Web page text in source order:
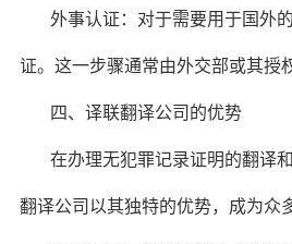
外事认证：对于需要用于国外
证。这一步骤通常由外交部或其授
四、译联翻译公司的优势
在办理无犯罪记录证明的翻译
翻译公司以其独特的优势，成为众